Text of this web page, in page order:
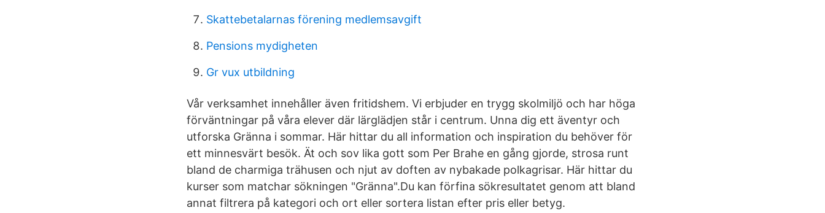
Skattebetalarnas förening medlemsavgift
Pensions mydigheten
Gr vux utbildning
Vår verksamhet innehåller även fritidshem. Vi erbjuder en trygg skolmiljö och har höga
förväntningar på våra elever där lärglädjen står i centrum. Unna dig ett äventyr och
utforska Gränna i sommar. Här hittar du all information och inspiration du behöver för
ett minnesvärt besök. Ät och sov lika gott som Per Brahe en gång gjorde, strosa runt
bland de charmiga trähusen och njut av doften av nybakade polkagrisar. Här hittar du
kurser som matchar sökningen "Gränna".Du kan förfina sökresultatet genom att bland
annat filtrera på kategori och ort eller sortera listan efter pris eller betyg.